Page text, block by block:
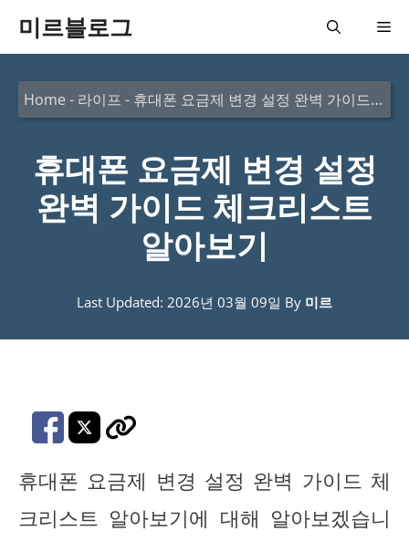
미르블로그 메
뉴
Home - 라이프 - 휴대폰 요금제 변경 설정 완벽 가이드 체크리스트 알아보기
휴대폰 요금제 변경 설정
완벽 가이드 체크리스트
알아보기
Last Updated: 2026년 03월 09일 By 미르
휴대폰 요금제 변경 설정 완벽 가이드 체
크리스트 알아보기에 대해 알아보겠습니